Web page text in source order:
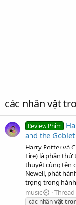
các nhân vật
Review Phim
and the
Harry Potter và
Fire) là phần
thuyết cùng tên
Newell, phát
trọng trong hành
music
Thread
các nhânvật